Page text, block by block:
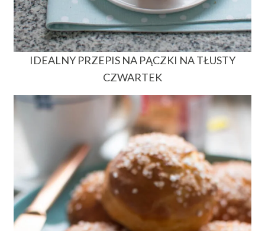
IDEALNY PRZEPIS NA PĄCZKI NA TŁUSTY
CZWARTEK